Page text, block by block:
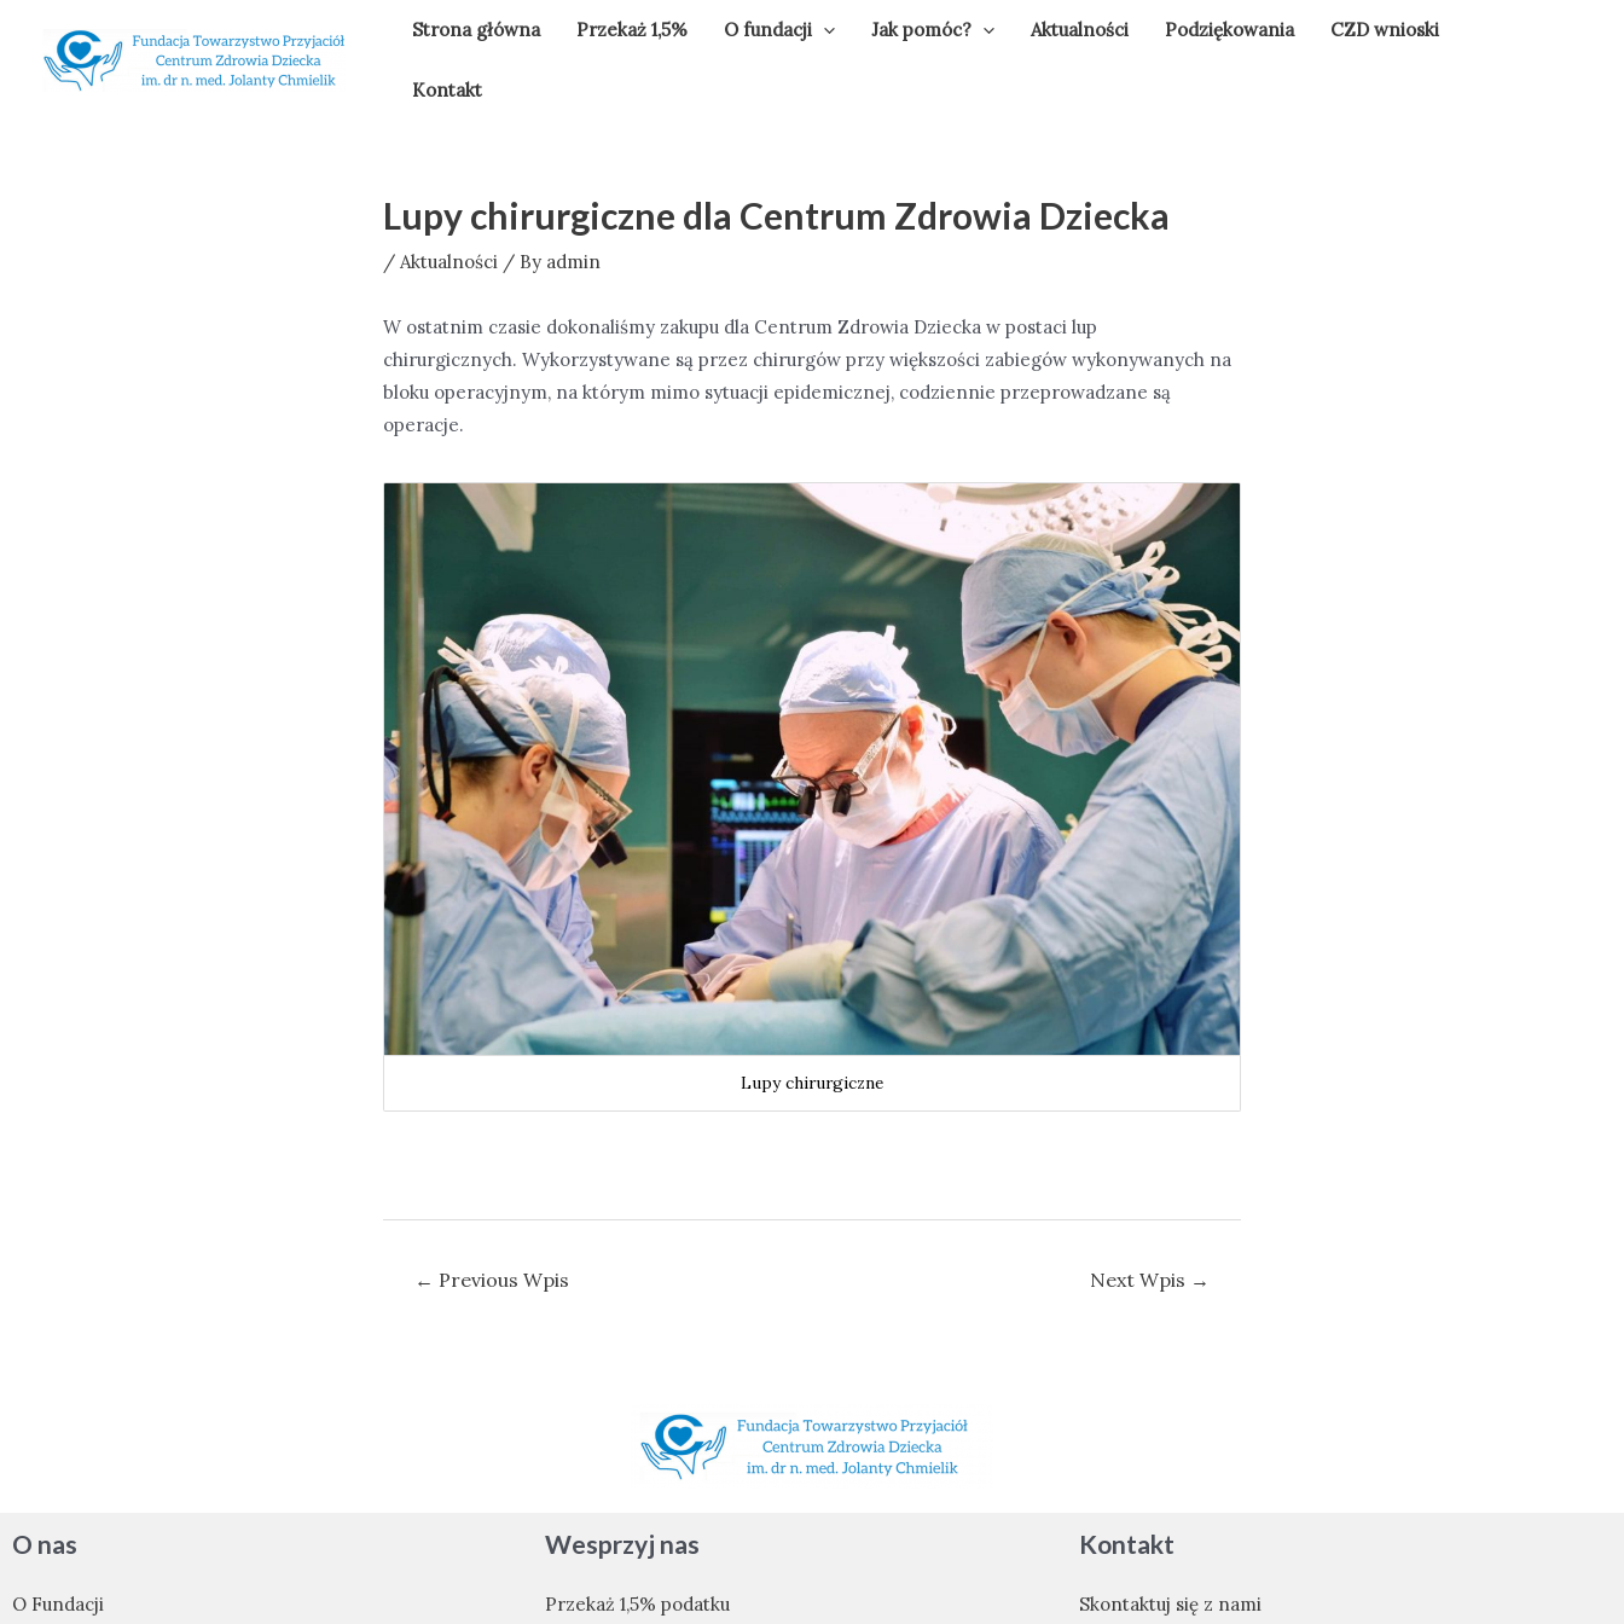
content
Strona główna Przekaż 1,5% O fundacji Jak pomóc? Aktualności Podziękowania CZD wnioski
Kontakt
Lupy chirurgiczne dla Centrum Zdrowia Dziecka
/ Aktualności / By admin
W ostatnim czasie dokonaliśmy zakupu dla Centrum Zdrowia Dziecka w postaci lup
chirurgicznych. Wykorzystywane są przez chirurgów przy większości zabiegów wykonywanych na
bloku operacyjnym, na którym mimo sytuacji epidemicznej, codziennie przeprowadzane są
operacje.
Lupy chirurgiczne
Nawigacja
← Previous Wpis Next Wpis →
O nas
O Fundacji
Wesprzyj nas
Przekaż 1,5% podatku
Kontakt
Skontaktuj się z nami